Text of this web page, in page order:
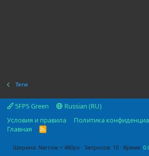
Теги
5FPS Green
Russian (RU)
Условия и правила
Политика
Главная
R
Ширина Запросов 10 Время